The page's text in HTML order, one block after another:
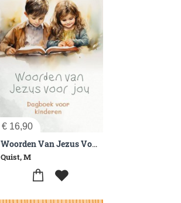
€ 16,90
Woorden Van Jezus Voor Jou
Quist, M